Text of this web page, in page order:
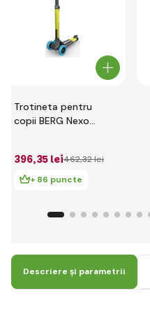
Trotineta pentru
copii BERG Nexo
396,35 lei462,32 lei
+ 86 puncte
Descriere și parametrii